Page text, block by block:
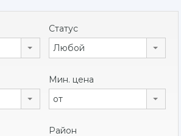
Статус
Любой
Мин. цена
от
Район